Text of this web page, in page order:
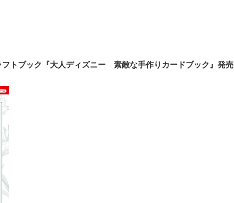
トブック『大人ディズニー 素敵な手作りカードブック』発売